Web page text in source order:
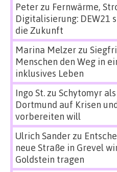
Peterzu Fernwärme,
Digitalisierung: DEW21
die Zukunft
Marina Melzerzu
Menschen den Weg in
inklusives Leben
Ingo St.zu Schytomyr
Dortmund auf Krisen
vorbereiten will
Ulrich Sanderzu
neue Straße in Grevel
Goldstein tragen